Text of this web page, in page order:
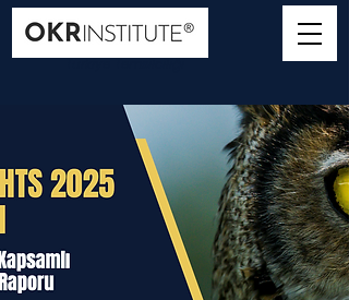
Türkiye Temsilciliği